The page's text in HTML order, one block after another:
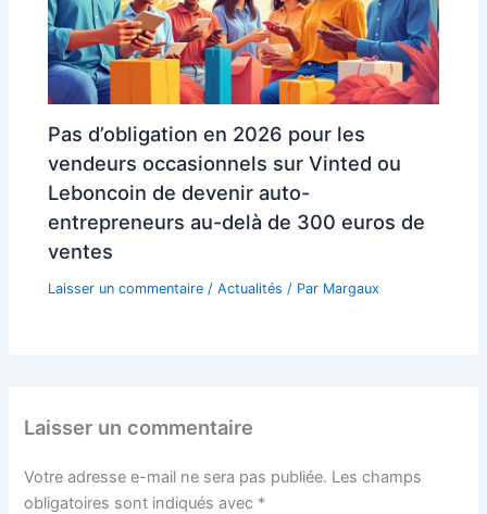
Pas d’obligation en 2026 pour les
vendeurs occasionnels sur Vinted ou
Leboncoin de devenir auto-
entrepreneurs au-delà de 300 euros de
ventes
Laisser un commentaire /Actualités / Par Margaux
Laisser un commentaire
Votre adresse e-mail ne sera pas publiée. Les champs
obligatoires sont indiqués avec *